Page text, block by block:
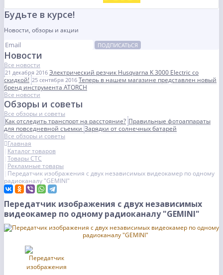
Будьте в курсе!
Новости, обзоры и акции
ПОДПИСАТЬСЯ
Новости
Все новости
21 декабря 2016 Электрический резчик Husqvarna K 3000 Electric со
скидкой! 25 сентября 2016 Теперь в нашем магазине представлен новый
бренд инструмента ATORCH
Все новости
Обзоры и советы
Все обзоры и советы
Как отследить транспорт на расстояние? Правильные фотоаппараты
для повседневной съемкиЗарядки от солнечных батарей
Все обзоры и советы
Главная
Каталог товаров
Товары СТС
Рекламные товары
Передатчик изображения с двух независимых видеокамер по одному
радиоканалу "GEMINI"
Передатчик изображения с двух независимых
видеокамер по одному радиоканалу "GEMINI"